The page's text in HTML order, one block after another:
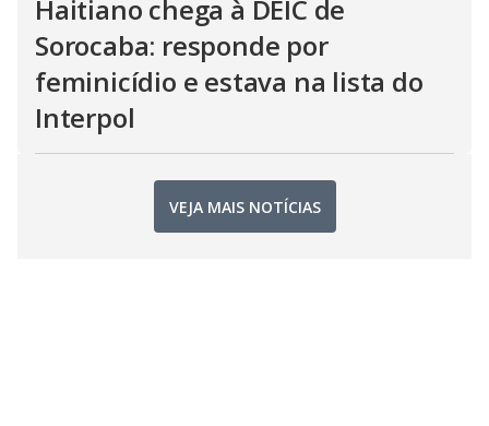
Haitiano chega à DEIC de
Sorocaba: responde por
feminicídio e estava na lista do
Interpol
VEJA MAIS NOTÍCIAS